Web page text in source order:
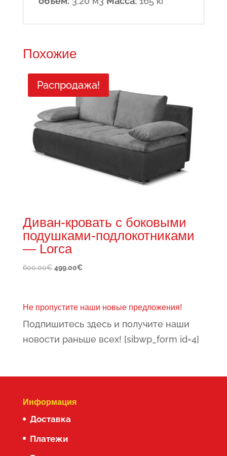
Похожие
Распродажа!
Диван-кровать с боковыми
подушками-подлокотниками
— Lorca
600.00€ Первоначальная
499.00€Текущая
Не пропустите наши новые предложения!
Подпишитесь здесь и получите наши
новости раньше всех! [sibwp_form id=4]
Информация
Доставка
Платежи